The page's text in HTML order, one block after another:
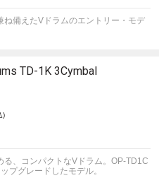
備えたVドラムのエントリー・モデ
TD-1K 3Cymbal
)
、コンパクトなVドラム。OP-TD1C
プグレードしたモデル。